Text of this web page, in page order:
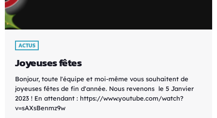
ACTUS
Joyeuses fêtes
Bonjour, toute l'équipe et moi-même vous souhaitent de
joyeuses fêtes de fin d'année. Nous revenons le 5 Janvier
2023 ! En attendant : https://www.youtube.com/watch?
v=sAXsBenmz9w